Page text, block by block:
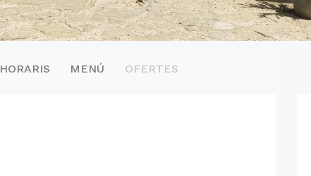
HORARIS MENÚ OFERTES